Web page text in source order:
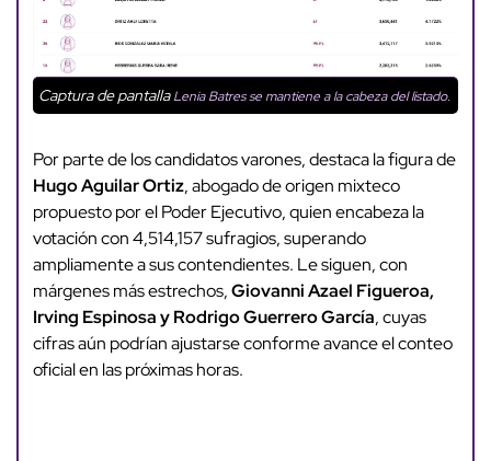
Captura de pantallaLenia Batres se mantiene a la cabeza del listado.
Por parte de los candidatos varones, destaca la figura de
Hugo Aguilar Ortiz, abogado de origen mixteco
propuesto por el Poder Ejecutivo, quien encabeza la
votación con 4,514,157 sufragios, superando
ampliamente a sus contendientes. Le siguen, con
márgenes más estrechos,Giovanni Azael Figueroa,
Irving Espinosa y Rodrigo Guerrero García, cuyas
cifras aún podrían ajustarse conforme avance el conteo
oficial en las próximas horas.